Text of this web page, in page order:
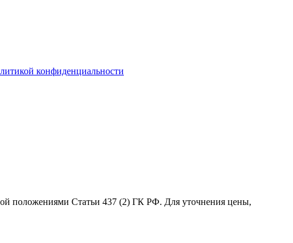
конфиденциальности
положениями Статьи 437 (2) ГК РФ. Для уточнения цены,